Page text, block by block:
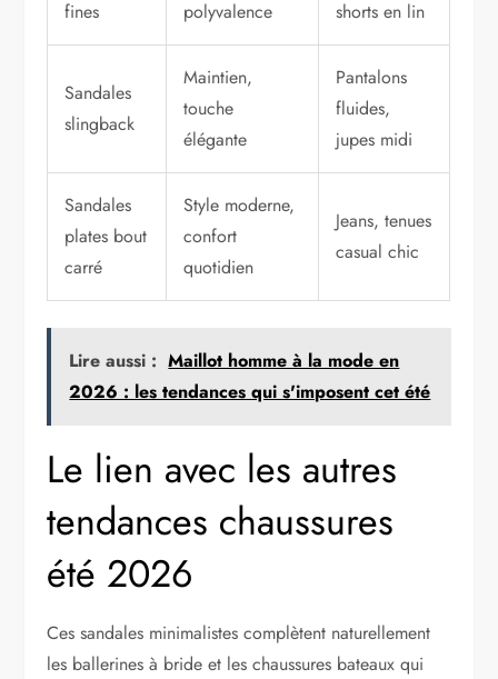
fines
polyvalence
shorts en lin
Sandales
slingback
Maintien,
touche
élégante
Pantalons
fluides,
jupes midi
Sandales
plates bout
carré
Style moderne,
confort
quotidien
Jeans, tenues
casual chic
Lire aussi : Maillot homme à la mode en
2026 : les tendances qui s'imposent cet été
Le lien avec les autres
tendances chaussures
été 2026
Ces sandales minimalistes complètent naturellement
les ballerines à bride et les chaussures bateaux qui